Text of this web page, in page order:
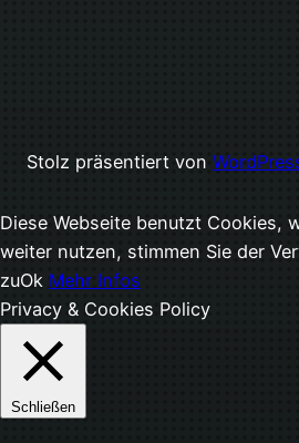
Stolz präsentiert von
Diese Webseite benutzt Cookies,
weiter nutzen, stimmen Sie der
zuOk Mehr Infos
Privacy & Cookies Policy
Schließen